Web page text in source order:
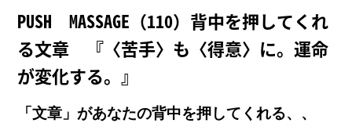
PUSH MASSAGE（110）背中を押してくれ
る文章 『〈苦手〉も〈得意〉に。運命
が変化する。』
「文章」があなたの背中を押してくれる、、